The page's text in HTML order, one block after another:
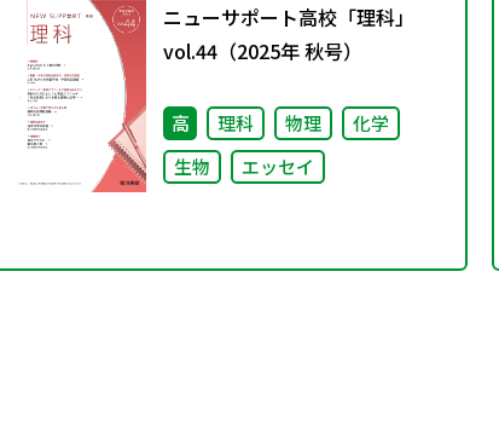
ニューサポート高校「理科」
vol.44（2025年 秋号）
高 理科 物理
化学
生物
エッセイ